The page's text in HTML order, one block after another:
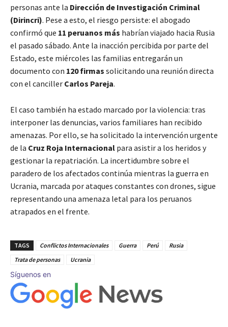
personas ante la Dirección de Investigación Criminal
(Dirincri). Pese a esto, el riesgo persiste: el abogado
confirmó que 11 peruanos más habrían viajado hacia Rusia
el pasado sábado. Ante la inacción percibida por parte del
Estado, este miércoles las familias entregarán un
documento con 120 firmas solicitando una reunión directa
con el canciller Carlos Pareja.
El caso también ha estado marcado por la violencia: tras
interponer las denuncias, varios familiares han recibido
amenazas. Por ello, se ha solicitado la intervención urgente
de la Cruz Roja Internacional para asistir a los heridos y
gestionar la repatriación. La incertidumbre sobre el
paradero de los afectados continúa mientras la guerra en
Ucrania, marcada por ataques constantes con drones, sigue
representando una amenaza letal para los peruanos
atrapados en el frente.
TAGS Conflictos Internacionales Guerra Perú
Rusia
Trata de personas
Ucrania
Síguenos en